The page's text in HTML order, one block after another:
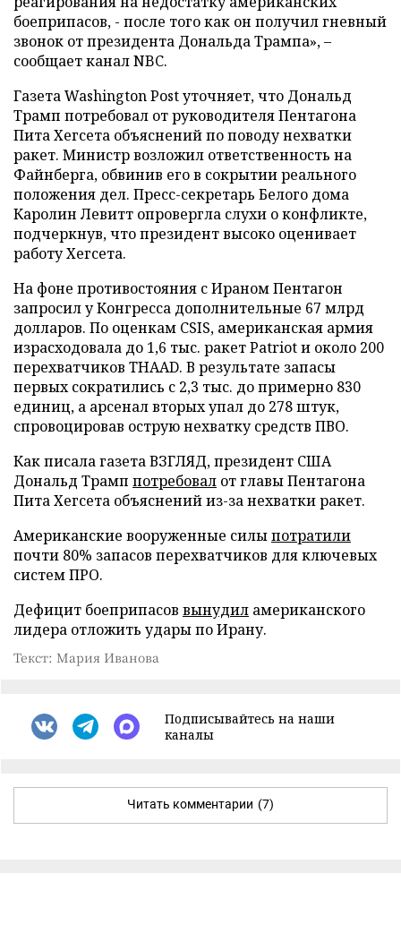
боеприпасов, - после того как он получил гневный
звонок от президента Дональда Трампа», –
сообщает канал NBC.
Газета Washington Post уточняет, что Дональд
Трамп потребовал от руководителя Пентагона
Пита Хегсета объяснений по поводу нехватки
ракет. Министр возложил ответственность на
Файнберга, обвинив его в сокрытии реального
положения дел. Пресс-секретарь Белого дома
Каролин Левитт опровергла слухи о конфликте,
подчеркнув, что президент высоко оценивает
работу Хегсета.
На фоне противостояния с Ираном Пентагон
запросил у Конгресса дополнительные 67 млрд
долларов. По оценкам CSIS, американская армия
израсходовала до 1,6 тыс. ракет Patriot и около 200
перехватчиков THAAD. В результате запасы
первых сократились с 2,3 тыс. до примерно 830
единиц, а арсенал вторых упал до 278 штук,
спровоцировав острую нехватку средств ПВО.
Как писала газета ВЗГЛЯД, президент США
Дональд Трамп потребовал от главы Пентагона
Пита Хегсета объяснений из-за нехватки ракет.
Американские вооруженные силыпотратили
почти 80% запасов перехватчиков для ключевых
систем ПРО.
Дефицит боеприпасов вынудил американского
лидера отложить удары по Ирану.
Текст: Мария Иванова
Подписывайтесь на наши
каналы
Читать комментарии (7)